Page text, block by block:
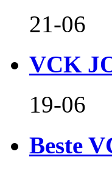
21-06
VCK
19-06
Beste